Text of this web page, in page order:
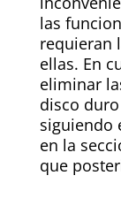
las
requieran
ellas. En
eliminar
disco
siguiendo
en la
que